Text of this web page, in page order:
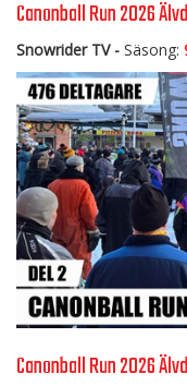
Canonball Run 2026
Snowrider TV - Säsong:
Canonball Run 2026